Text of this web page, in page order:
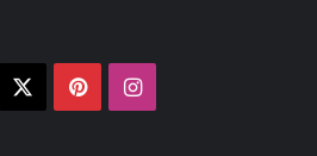
PinterestInstagram